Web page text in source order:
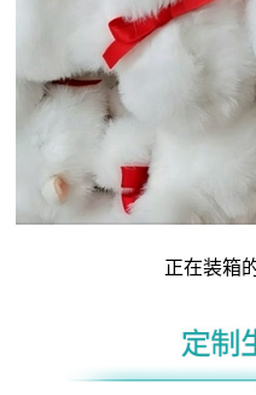
正在装箱